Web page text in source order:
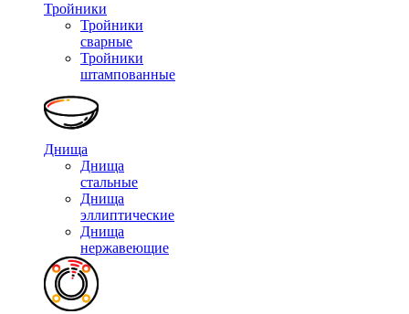
Тройники
Тройники
сварные
Тройники
штампованные
Днища
Днища
стальные
Днища
эллиптические
Днища
нержавеющие